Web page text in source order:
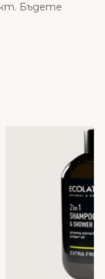
Бъдете
в любими